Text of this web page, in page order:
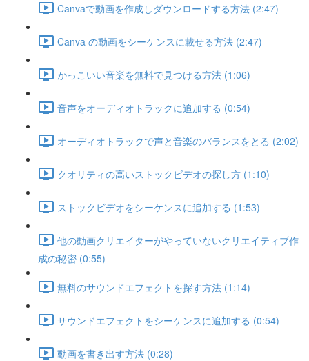
Canvaで動画を作成しダウンロードする方法 (2:47)
Canva の動画をシーケンスに載せる方法 (2:47)
かっこいい音楽を無料で見つける方法 (1:06)
音声をオーディオトラックに追加する (0:54)
オーディオトラックで声と音楽のバランスをとる (2:02)
クオリティの高いストックビデオの探し方 (1:10)
ストックビデオをシーケンスに追加する (1:53)
他の動画クリエイターがやっていないクリエイティブ作
成の秘密 (0:55)
無料のサウンドエフェクトを探す方法 (1:14)
サウンドエフェクトをシーケンスに追加する (0:54)
動画を書き出す方法 (0:28)